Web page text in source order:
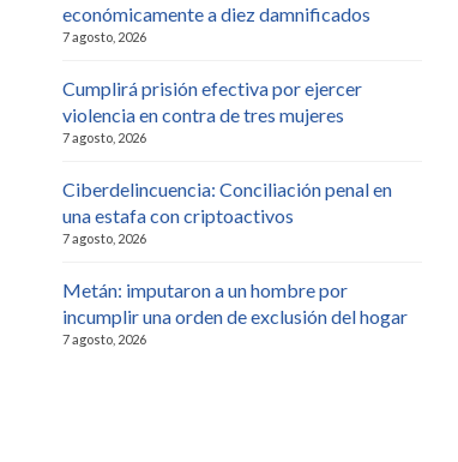
económicamente a diez damnificados
7 agosto, 2026
Cumplirá prisión efectiva por ejercer
violencia en contra de tres mujeres
7 agosto, 2026
Ciberdelincuencia: Conciliación penal en
una estafa con criptoactivos
7 agosto, 2026
Metán: imputaron a un hombre por
incumplir una orden de exclusión del hogar
7 agosto, 2026